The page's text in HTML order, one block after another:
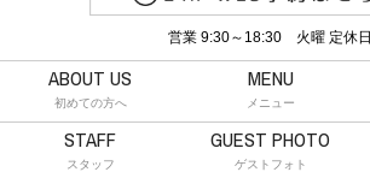
営業 9:30～18:30 火曜 定休日
ABOUT US
初めての方へ
MENU
メニュー
STAFF
スタッフ
GUEST PHOTO
ゲストフォト